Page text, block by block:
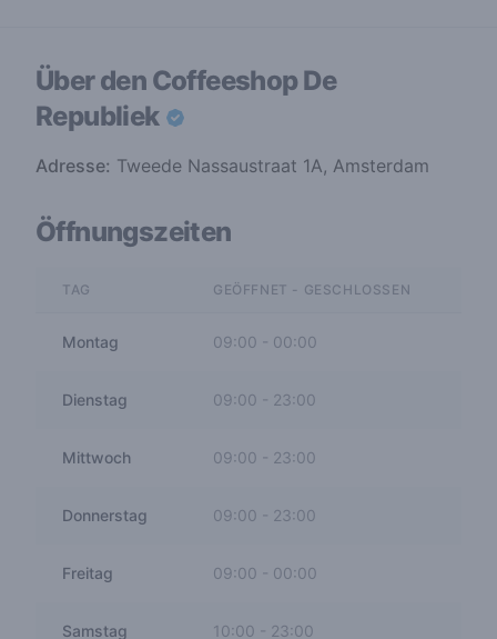
Über den CoffeeshopDe
Republiek
Adresse: Tweede Nassaustraat 1A, Amsterdam
Öffnungszeiten
TAG GEÖFFNET - GESCHLOSSEN
Montag 09:00 - 00:00
Dienstag 09:00 23:00
Mittwoch 09:00 - 23:00
Donnerstag 09:00 23:00
Freitag 09:00 - 00:00
Samstag 10:00 23:00